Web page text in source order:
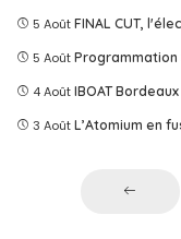
5 Août FINAL CUT,
5 Août Programmation
4 Août IBOAT
3 Août L’Atomium en